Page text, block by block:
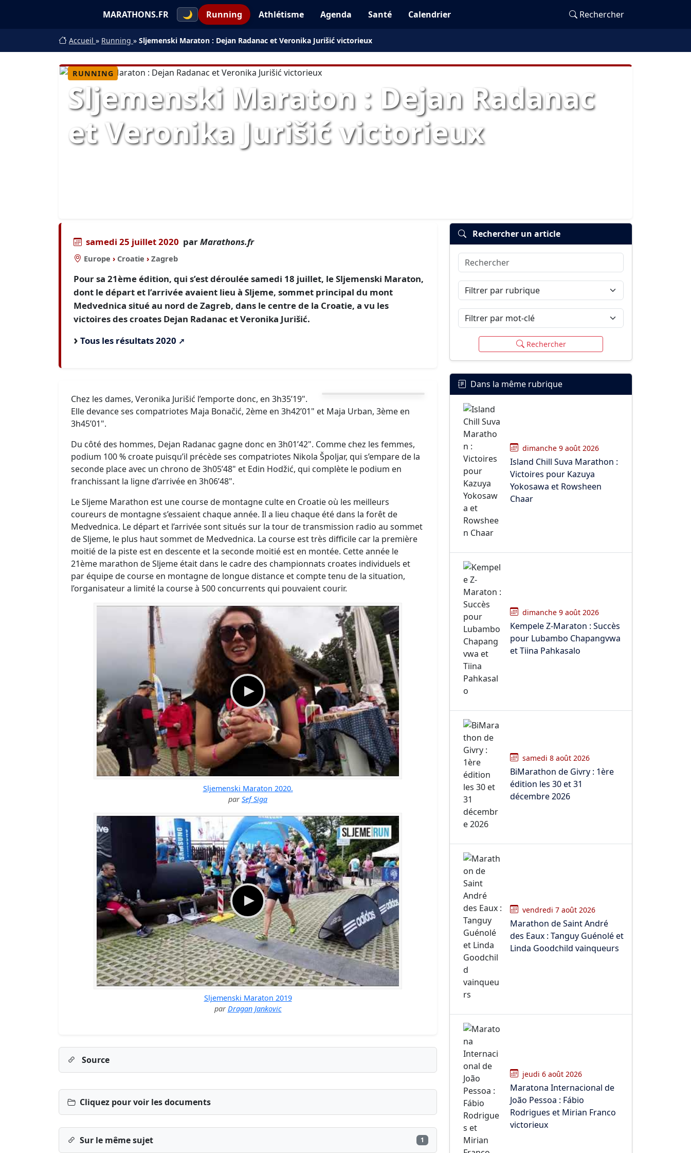
MARATHONS.FR 🌙 Running Athlétisme Agenda Santé Calendrier Rechercher
Accueil » Running » Sljemenski Maraton : Dejan Radanac et Veronika Jurišić victorieux
RUNNING
Sljemenski Maraton : Dejan Radanac
et Veronika Jurišić victorieux
samedi 25 juillet 2020 parMarathons.fr
Europe › Croatie › Zagreb
Pour sa 21ème édition, qui s’est déroulée samedi 18 juillet, le Sljemenski Maraton,
dont le départ et l’arrivée avaient lieu à Sljeme, sommet principal du mont
Medvednica situé au nord de Zagreb, dans le centre de la Croatie, a vu les
victoires des croates Dejan Radanac et Veronika Jurišić.
Tous les résultats 2020
Chez les dames, Veronika Jurišić l’emporte donc, en 3h35’19".
Elle devance ses compatriotes Maja Bonačić, 2ème en 3h42’01" et Maja Urban, 3ème en
3h45’01".
Du côté des hommes, Dejan Radanac gagne donc en 3h01’42". Comme chez les femmes,
podium 100 % croate puisqu’il précède ses compatriotes Nikola Špoljar, qui s’empare de la
seconde place avec un chrono de 3h05’48" et Edin Hodžić, qui complète le podium en
franchissant la ligne d’arrivée en 3h06’48".
Le Sljeme Marathon est une course de montagne culte en Croatie où les meilleurs
coureurs de montagne s’essaient chaque année. Il a lieu chaque été dans la forêt de
Medvednica. Le départ et l’arrivée sont situés sur la tour de transmission radio au sommet
de Sljeme, le plus haut sommet de Medvednica. La course est très difficile car la première
moitié de la piste est en descente et la seconde moitié est en montée. Cette année le
21ème marathon de Sljeme était dans le cadre des championnats croates individuels et
par équipe de course en montagne de longue distance et compte tenu de la situation,
l’organisateur a limité la course à 500 concurrents qui pouvaient courir.
Sljemenski Maraton 2020.
par Sef Siga
Sljemenski Maraton 2019
par Dragan Jankovic
Source
Cliquez pour voir les documents
Sur le même sujet 1
Rechercher un article
Rechercher
Filtrer par rubrique
Filtrer par mot-clé
Rechercher
Dans la même rubrique
dimanche 9 août 2026
Island Chill Suva Marathon :
Victoires pour Kazuya
Yokosawa et Rowsheen
Chaar
dimanche 9 août 2026
Kempele Z-Maraton : Succès
pour Lubambo Chapangvwa
et Tiina Pahkasalo
samedi 8 août 2026
BiMarathon de Givry : 1ère
édition les 30 et 31
décembre 2026
vendredi 7 août 2026
Marathon de Saint André
des Eaux : Tanguy Guénolé et
Linda Goodchild vainqueurs
jeudi 6 août 2026
Maratona Internacional de
João Pessoa : Fábio
Rodrigues et Mirian Franco
victorieux